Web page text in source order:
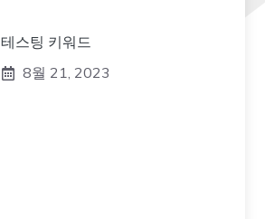
테스팅 키워드
8월 21, 2023